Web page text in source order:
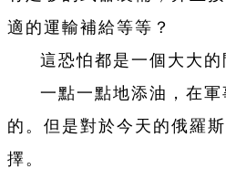
適的運輸補給等等？
這恐怕都是一個大大的
一點一點地添油，在
的。但是對於今天的俄羅
擇。